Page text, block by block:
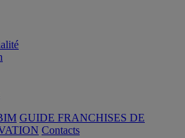
GUIDE FRANCHISES DE
Contacts